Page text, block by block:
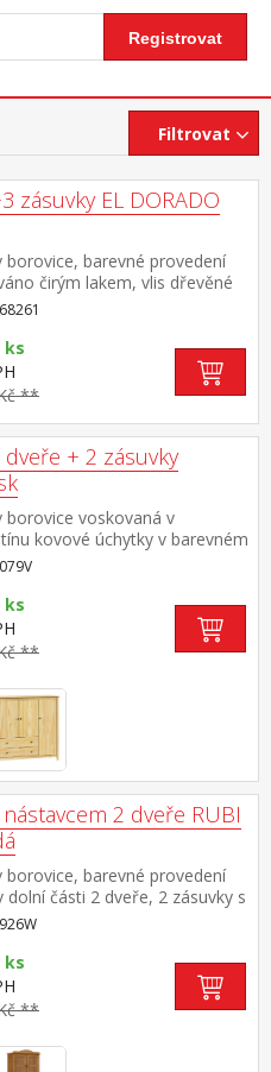
Registrovat
Filtrovat
zásuvky EL DORADO
borovice, barevné provedení
čirým lakem, vlis dřevěné
součást sestavy EL
ks
**
+ 2 zásuvky
borovice voskovaná v
kovové úchytky v barevném
mosaz 3 dvířka a 2 zásuvky
ks
**
2 dveře RUBI
borovice, barevné provedení
dolní části 2 dveře, 2 zásuvky s
v horní části dvoje
ks
**